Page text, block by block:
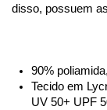
disso, possuem
90%
Tecido em
UV 50+ UPF